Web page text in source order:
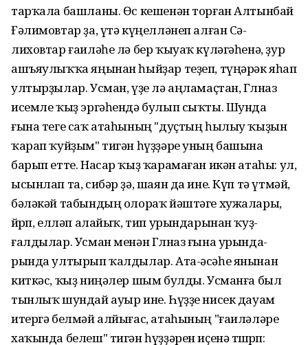
тарҡала башланы. Өс кеше­нән торған Алтынбай
Ғәли­мовтар ҙа, үтә күңелләнеп алған Сә­
лиховтар ғаиләһе лә бер ҡы­уаҡ күлә­гәһенә, ҙур
ашъ­яулыҡ­ҡа яңынан һыйҙар теҙеп, түңәрәк яһап
ултыр­ҙылар. Усман, үҙе лә аңла­маҫтан, Гөлназ
исемле ҡыҙ эргәһендә булып сыҡты. Шунда
ғына теге саҡ атаһы­ның "дуҫтың һылыу ҡыҙын
ҡарап ҡуйҙым" тигән һүҙҙәре уның башына
барып етте. Насар ҡыҙ ҡара­маған икән атаһы: ул,
ысынлап та, сибәр ҙә, шаян да ине. Күп тә үтмәй,
бәләкәй та­бындың олораҡ йәштәге ху­жалары,
йөрөп, елләп ала­йыҡ, тип урын­дарынан ҡуҙ­
ғалдылар. Усман менән Гөлназ ғына урында­
рында ултырып ҡалды­лар. Ата-әсәһе янынан
киткәс, ҡыҙ ниңәлер шым булды. Усманға был
тынлыҡ шундай ауыр ине. Һүҙҙе нисек дауам
итергә бел­мәй алйығас, ата­һының "ғаилә­ләре
хаҡында белеш" тигән һүҙҙәрен иҫенә төшөрөп: